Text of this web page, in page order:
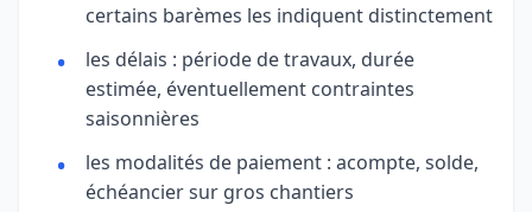
certains barèmes les indiquent distinctement
les délais : période de travaux, durée
estimée, éventuellement contraintes
saisonnières
les modalités de paiement : acompte, solde,
échéancier sur gros chantiers